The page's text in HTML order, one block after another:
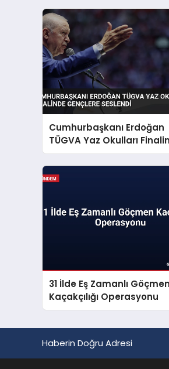
Cumhurbaşkanı Erdoğan
TÜGVA Yaz Okulları
Gençlere Seslendi
31 İlde Eş Zamanlı Göçmen
Kaçakçılığı Operasyonu
Haberin Doğru Adresi